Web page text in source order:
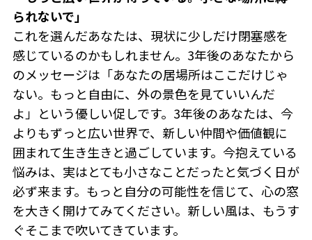
られないで」
これを選んだあなたは、現状に少しだけ閉塞感を
感じているのかもしれません。3年後のあなたから
のメッセージは「あなたの居場所はここだけじゃ
ない。もっと自由に、外の景色を見ていいんだ
よ」という優しい促しです。3年後のあなたは、今
よりもずっと広い世界で、新しい仲間や価値観に
囲まれて生き生きと過ごしています。今抱えている
悩みは、実はとても小さなことだったと気づく日が
必ず来ます。もっと自分の可能性を信じて、心の窓
を大きく開けてみてください。新しい風は、もうす
ぐそこまで吹いてきています。